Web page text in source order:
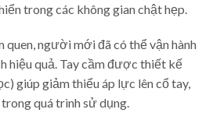
trong các không gian chật hẹp.
quen, người mới đã có thể vận hành
hiệu quả. Tay cầm được thiết kế
giúp giảm thiểu áp lực lên cổ tay,
quá trình sử dụng.